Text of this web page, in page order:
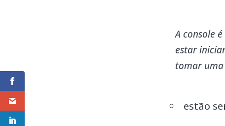
A console
estar
tomar
estão